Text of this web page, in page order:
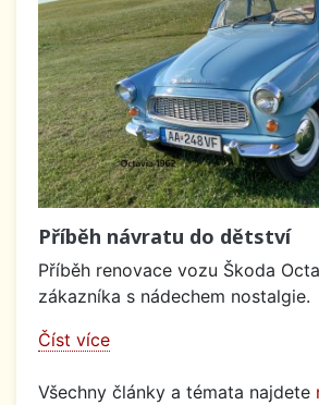
Příběh návratu do dětství
Příběh renovace vozu Škoda
zákazníka s nádechem nostalgie.
Číst více
Všechny články a témata najdete